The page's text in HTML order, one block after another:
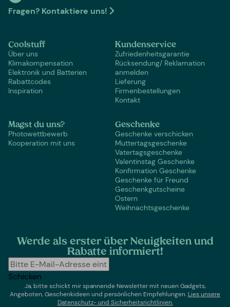
Fragen? Kontaktiere uns!
Coolstuff
Über uns
Klimakompensation
Elektronik und Batterien
Rabattcodes
Inspiration
Kundenservice
Zufriedenheitsgarantie
Rücksendung/ Reklamation
anmelden
Lieferung
Firmenbestellungen
Kontakt
Magst du uns?
Photowettbewerb
Kooperation mit uns
Geschenke
Geschenke verschicken
Muttertagsgeschenke
Vatertagsgeschenke
Valentinstag Geschenke
Konfirmation Geschenke
Geschenke für Freund
Geschenkgutscheine
Ostern
Weihnachtsgeschenke
Werde als erster über Neuigkeiten und
Rabatte informiert!
Schicken
Ja, bitte schickt mir spannende Newsletter mit neuen Gadgets,
Angeboten, Geschenkideen und persönlichen Empfehlungen. Lies unsere
Datenschutz- und Sicherheitsrichtlinien.